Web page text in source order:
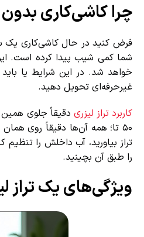
چرا کاشی‌کاری بدون
شما کمی شیب پیدا کرده است.
خواهد شد. در این شرایط یا باید
غیرحرفه‌ای تحویل دهید.
کاربرد تراز لیزری
۵۰ تا؛ همه آن‌ها دقیقاً روی
تراز بیاورید، آب داخلش را
را طبق آن بچینید.
ویژگی‌های یک تراز